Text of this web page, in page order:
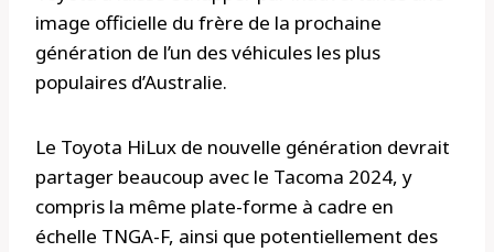
image officielle du frère de la prochaine
génération de l’un des véhicules les plus
populaires d’Australie.
Le Toyota HiLux de nouvelle génération devrait
partager beaucoup avec le Tacoma 2024, y
compris la même plate-forme à cadre en
échelle TNGA-F, ainsi que potentiellement des